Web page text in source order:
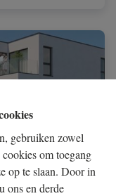
gebruiken zowel
om toegang
op te slaan. Door in
ons en derde